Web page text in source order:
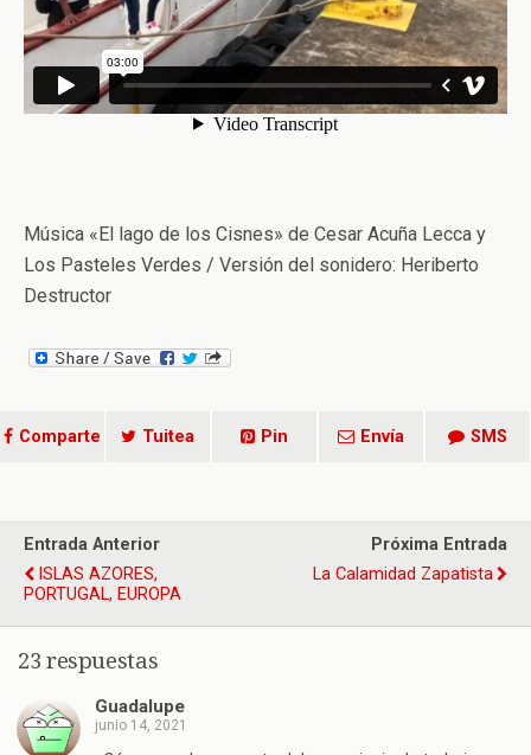
Música «El lago de los Cisnes» de Cesar Acuña Lecca y
Los Pasteles Verdes / Versión del sonidero: Heriberto
Destructor
Comparte Tuitea Pin Envía SMS
Entrada Anterior
ISLAS AZORES,
PORTUGAL, EUROPA
Próxima Entrada
La Calamidad Zapatista
23 respuestas
Guadalupe
junio 14, 2021